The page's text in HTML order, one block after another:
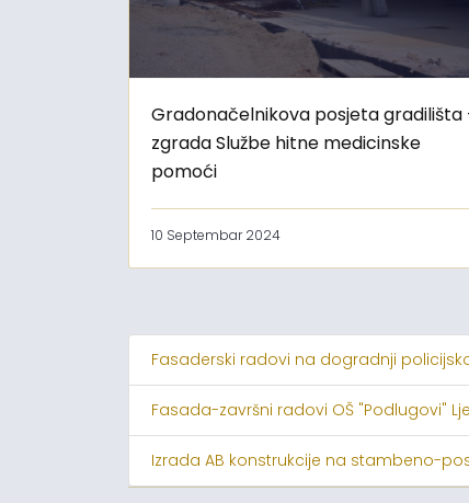
Gradonačelnikova posjeta gradilišta
zgrada Službe hitne medicinske
pomoći
10 Septembar 2024
Fasaderski radovi na dogradnji
Fasada-završni radovi OŠ "Podlugovi"
Izrada AB konstrukcije na stambeno-